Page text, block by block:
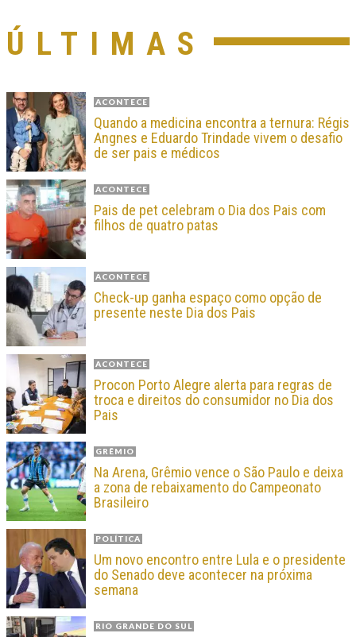
ÚLTIMAS
ACONTECE
Quando a medicina encontra a ternura: Régis
Angnes e Eduardo Trindade vivem o desafio
de ser pais e médicos
ACONTECE
Pais de pet celebram o Dia dos Pais com
filhos de quatro patas
ACONTECE
Check-up ganha espaço como opção de
presente neste Dia dos Pais
ACONTECE
Procon Porto Alegre alerta para regras de
troca e direitos do consumidor no Dia dos
Pais
GRÊMIO
Na Arena, Grêmio vence o São Paulo e deixa
a zona de rebaixamento do Campeonato
Brasileiro
POLÍTICA
Um novo encontro entre Lula e o presidente
do Senado deve acontecer na próxima
semana
RIO GRANDE DO SUL